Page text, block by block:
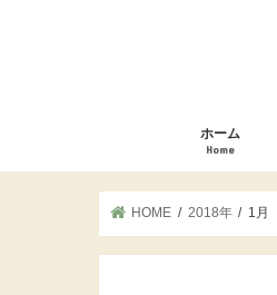
ホーム
Home
HOME 2018年 1月